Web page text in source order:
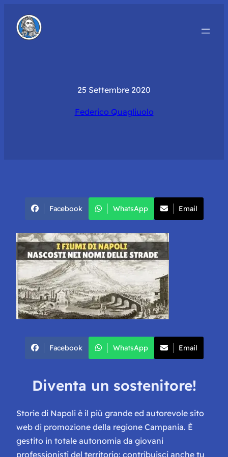
25 Settembre 2020
Federico Quagliuolo
Facebook WhatsApp Email
Facebook WhatsApp Email
Diventa un sostenitore!
Storie di Napoli è il più grande ed autorevole sito
web di promozione della regione Campania. È
gestito in totale autonomia da giovani
professionisti del territorio: contribuisci anche tu